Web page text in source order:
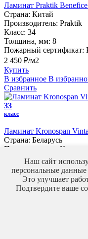
Ламинат Praktik
Страна: Китай
Производитель: Praktik
Класс: 34
Толщина, мм: 8
Пожарный сертификат:
2 450 ₽/м2
Купить
В избранное В
Сравнить
33
класс
Ламинат Kronospan
Страна: Беларусь
Производитель:
Класс: 33
Толщина, мм: 10
Пожарный сертификат:
970 ₽/м2
Наш сайт
персональные
Это улучшает
Подтвердите ваше